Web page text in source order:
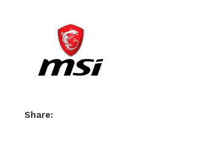
Share: